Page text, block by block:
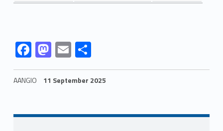
Link identifier #identifier__101478-7 F
ac
e
o
Link identifier #identifier__174502-8 M
as
to
o
Link identifier #identifier__34159-9 E
m
ai
Link identifier #identifier__161429-10 S
h
ar
AANGIO 11 September 2025